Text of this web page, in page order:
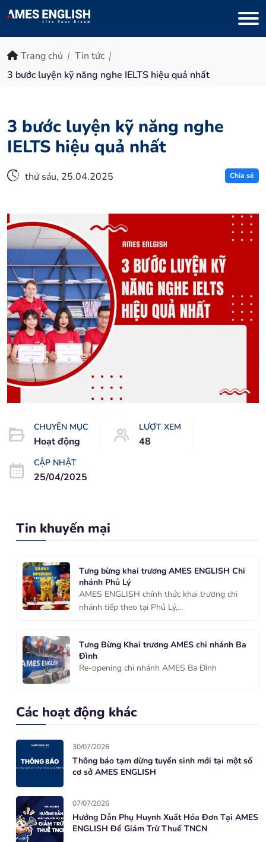
Trang chủ
Tin tức
3 bước luyện kỹ năng nghe IELTS hiệu quả nhất
3 bước luyện kỹ năng nghe
IELTS hiệu quả nhất
thứ sáu, 25.04.2025 Chia sẻ
CHUYÊN MỤC
Hoạt động
LƯỢT XEM
48
CẬP NHẬT
25/04/2025
Tin khuyến mại
Tưng bừng khai trương AMES ENGLISH Chi
nhánh Phủ Lý
AMES ENGLISH chính thức khai trương chi
nhánh tiếp theo tại Phủ Lý,...
Tưng Bừng Khai trương AMES chi nhánh Ba
Đình
Re-opening chi nhánh AMES Ba Đình
Các hoạt động khác
30/07/2026
Thông báo tạm dừng tuyển sinh mới tại một số
cơ sở AMES ENGLISH
07/07/2026
Hướng Dẫn Phụ Huynh Xuất Hóa Đơn Tại AMES
ENGLISH Để Giảm Trừ Thuế TNCN